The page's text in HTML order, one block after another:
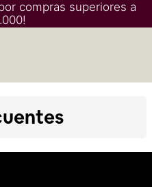
compras superiores a